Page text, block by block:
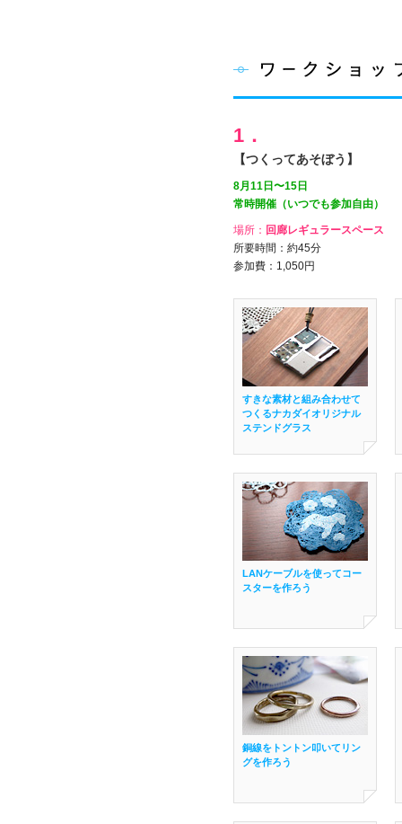
1．
【つくってあそぼう】
8月11日〜15日
常時開催（いつでも参加自由）
場所： 回廊レギュラースペース
所要時間：約45分
参加費：1,050円
すきな素材と組み合わせて
つくるナカダイオリジナル
ステンドグラス
LANケーブルを使ってコー
スターを作ろう
銅線をトントン叩いてリン
グを作ろう